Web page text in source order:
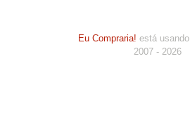
Eu Compraria! está usando
2007 - 2026